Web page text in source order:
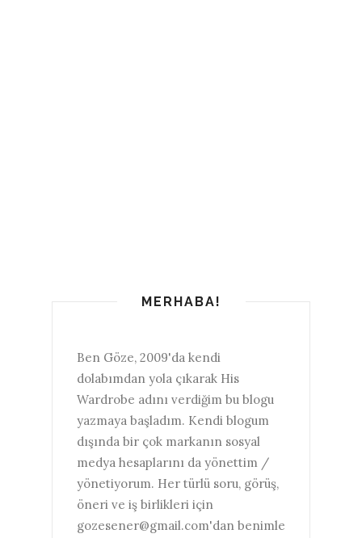
MERHABA!
Ben Göze, 2009'da kendi
dolabımdan yola çıkarak His
Wardrobe adını verdiğim bu blogu
yazmaya başladım. Kendi blogum
dışında bir çok markanın sosyal
medya hesaplarını da yönettim /
yönetiyorum. Her türlü soru, görüş,
öneri ve iş birlikleri için
gozesener@gmail.com'dan benimle